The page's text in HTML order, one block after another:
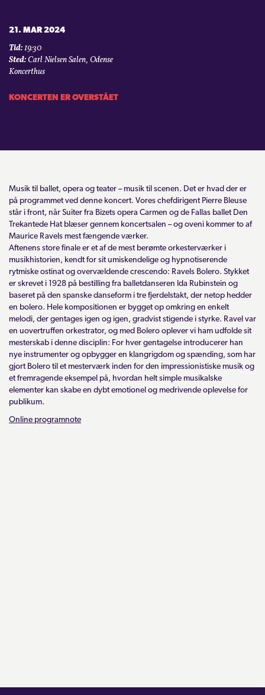
21. MAR 2024
Tid:19:30
Sted:Carl Nielsen Salen, Odense
Koncerthus
KONCERTEN ER OVERSTÅET
Musik til ballet, opera og teater – musik til scenen. Det er hvad der er
på programmet ved denne koncert. Vores chefdirigent Pierre Bleuse
står i front, når Suiter fra Bizets opera Carmen og de Fallas ballet Den
Trekantede Hat blæser gennem koncertsalen – og oveni kommer to af
Maurice Ravels mest fængende værker.
Aftenens store finale er et af de mest berømte orkesterværker i
musikhistorien, kendt for sit umiskendelige og hypnotiserende
rytmiske ostinat og overvældende crescendo: Ravels Bolero. Stykket
er skrevet i 1928 på bestilling fra balletdanseren Ida Rubinstein og
baseret på den spanske danseform i tre fjerdelstakt, der netop hedder
en bolero. Hele kompositionen er bygget op omkring en enkelt
melodi, der gentages igen og igen, gradvist stigende i styrke. Ravel var
en uovertruffen orkestrator, og med Bolero oplever vi ham udfolde sit
mesterskab i denne disciplin: For hver gentagelse introducerer han
nye instrumenter og opbygger en klangrigdom og spænding, som har
gjort Bolero til et mesterværk inden for den impressionistiske musik og
et fremragende eksempel på, hvordan helt simple musikalske
elementer kan skabe en dybt emotionel og medrivende oplevelse for
publikum.
Online programnote